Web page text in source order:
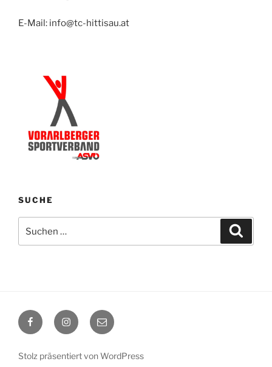
E-Mail: info@tc-hittisau.at
SUCHE
nach:
FacebookInstagram
E-
Mail
Stolz präsentiert von WordPress